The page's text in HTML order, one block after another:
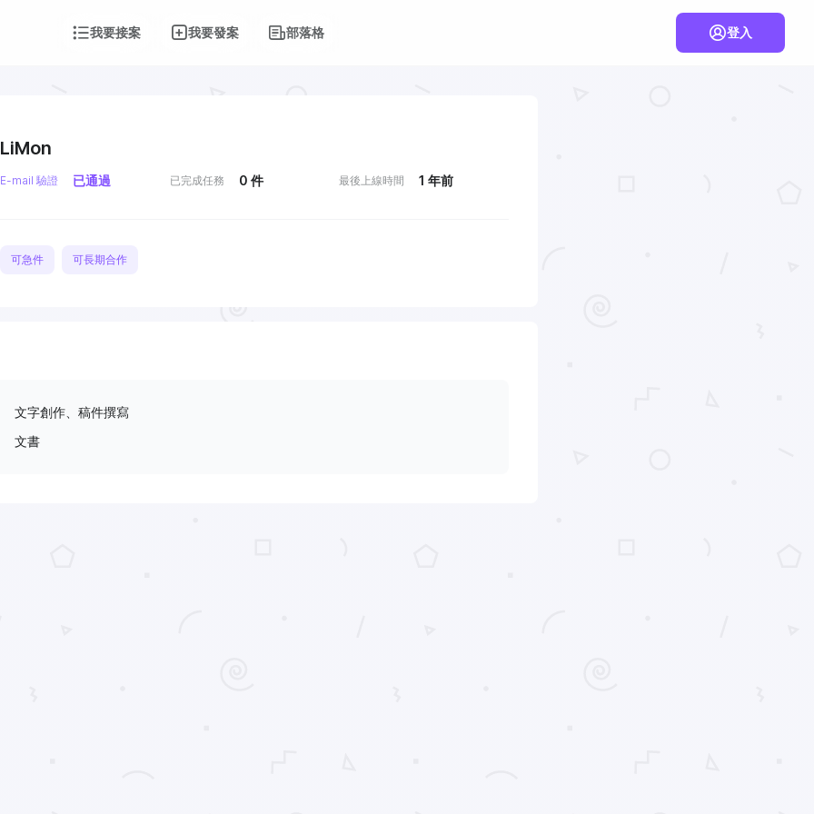
我要接案 我要發案 部落格 登入
LiMon
E-mail 驗證 已通過 已完成任務 0 件 最後上線時間 1 年前
可急件 可長期合作
文字創作、稿件撰寫
文書